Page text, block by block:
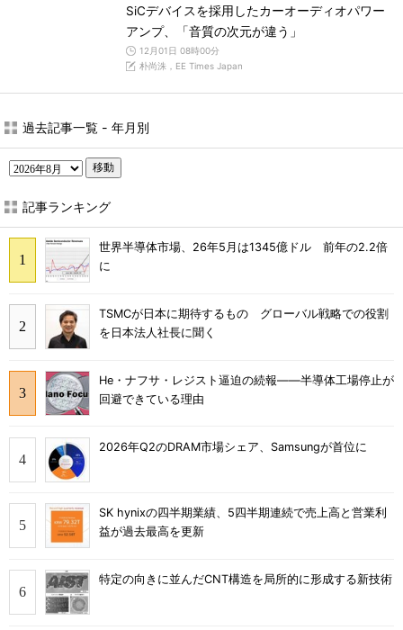
SiCデバイスを採用したカーオーディオパワー
アンプ、「音質の次元が違う」
12月01日 08時00分
朴尚洙，EE Times Japan
過去記事一覧 - 年月別
移動
記事ランキング
世界半導体市場、26年5月は1345億ドル 前年の2.2倍
に
TSMCが日本に期待するもの グローバル戦略での役割
を日本法人社長に聞く
He・ナフサ・レジスト逼迫の続報――半導体工場停止が
回避できている理由
2026年Q2のDRAM市場シェア、Samsungが首位に
SK hynixの四半期業績、5四半期連続で売上高と営業利
益が過去最高を更新
特定の向きに並んだCNT構造を局所的に形成する新技術